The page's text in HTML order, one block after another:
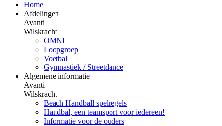
Home
Afdelingen
Avanti
Wilskracht
OMNI
Loopgroep
Voetbal
Gymnastiek / Streetdance
Algemene informatie
Avanti
Wilskracht
Beach Handball spelregels
Handbal, een teamsport voor iedereen!
Informatie voor de ouders